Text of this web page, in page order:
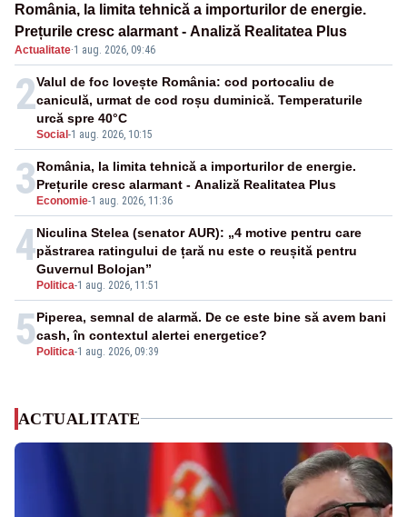
România, la limita tehnică a importurilor de energie.
Prețurile cresc alarmant - Analiză Realitatea Plus
Actualitate·1 aug. 2026, 09:46
2
Social -1 aug. 2026, 10:15
Valul de foc lovește România: cod portocaliu de
caniculă, urmat de cod roșu duminică. Temperaturile
urcă spre 40°C
3 Economie-1 aug. 2026, 11:36
România, la limita tehnică a importurilor de energie.
Prețurile cresc alarmant - Analiză Realitatea Plus
4
Politica-1 aug. 2026, 11:51
Niculina Stelea (senator AUR): „4 motive pentru care
păstrarea ratingului de țară nu este o reușită pentru
Guvernul Bolojan”
5 Politica-1 aug. 2026, 09:39
Piperea, semnal de alarmă. De ce este bine să avem bani
cash, în contextul alertei energetice?
ACTUALITATE